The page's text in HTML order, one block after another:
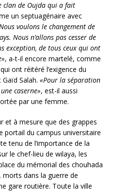
clan de Oujda qui a fait
un septuagénaire avec
voulons le changement de
Nous n’allons pas cesser de
exception, de tous ceux qui ont
, a-t-il encore martelé, comme
ont réitéré l’exigence du
Salah. «Pour la séparation
caserne», est-il aussi
par une femme.
et à mesure que des grappes
portail du campus universitaire
tenu de l’importance de la
le chef-lieu de wilaya, les
du mémorial des chouhada
dans la guerre de
gare routière. Toute la ville